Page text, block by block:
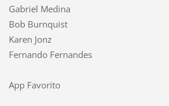
Gabriel Medina
Bob Burnquist
Karen Jonz
Fernando Fernandes
App Favorito